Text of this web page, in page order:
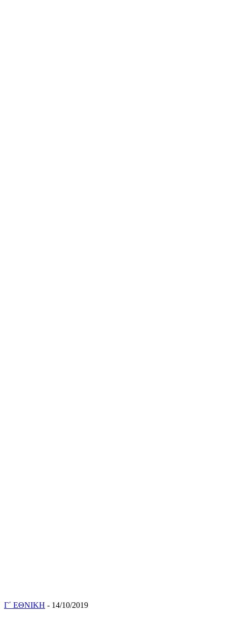
Γ΄ ΕΘΝΙΚΗ - 14/10/2019